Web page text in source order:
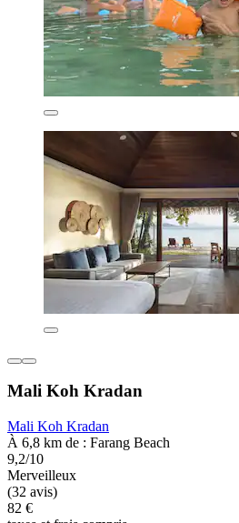
Mali Koh Kradan
Mali Koh Kradan
À 6,8 km de : Farang Beach
9,2/10
Merveilleux
(32 avis)
82 €